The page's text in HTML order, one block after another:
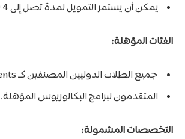
يمكن أن يستمر التمويل لمدة تصل إلى 4 سنوات دراسية.
الفئات المؤهلة:
جميع الطلاب الدوليين المصنفين كـ Overseas Students.
المتقدمون لبرامج البكالوريوس المؤهلة.
التخصصات المشمولة: